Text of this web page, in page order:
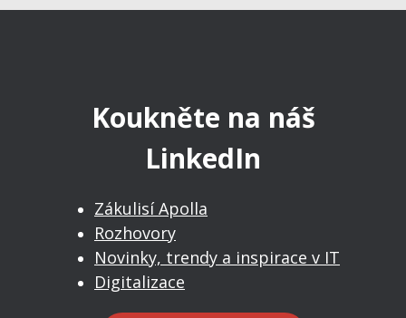
Koukněte na náš
LinkedIn
Zákulisí Apolla
Rozhovory
Novinky, trendy a inspirace v IT
Digitalizace